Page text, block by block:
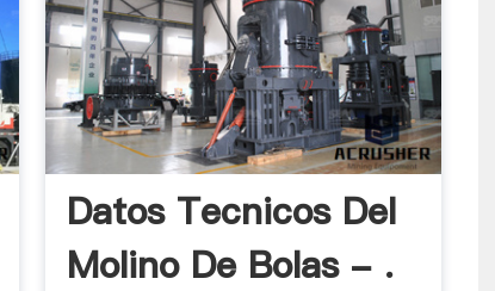
Datos Tecnicos Del
Molino De Bolas - .